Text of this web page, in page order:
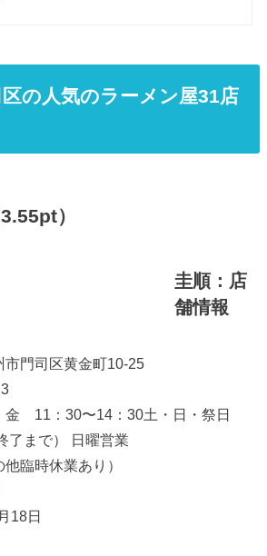
の人気のラーメン屋31店
）
圭順：店
舗情報
市門司区黄金町10-25
金 11：30〜14：30土・日・祭日
了まで） 日曜営業
臨時休業あり）
18日